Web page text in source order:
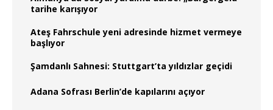
tarihe karışıyor
Ateş Fahrschule yeni adresinde hizmet vermeye
başlıyor
Şamdanlı Sahnesi: Stuttgart’ta yıldızlar geçidi
Adana Sofrası Berlin’de kapılarını açıyor